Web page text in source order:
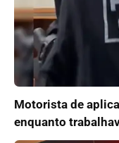
Motorista de
enquanto